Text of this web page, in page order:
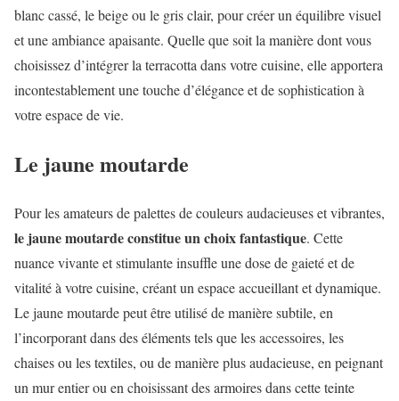
blanc cassé, le beige ou le gris clair, pour créer un équilibre visuel
et une ambiance apaisante. Quelle que soit la manière dont vous
choisissez d’intégrer la terracotta dans votre cuisine, elle apportera
incontestablement une touche d’élégance et de sophistication à
votre espace de vie.
Le jaune moutarde
Pour les amateurs de palettes de couleurs audacieuses et vibrantes,
le jaune moutarde constitue un choix fantastique. Cette
nuance vivante et stimulante insuffle une dose de gaieté et de
vitalité à votre cuisine, créant un espace accueillant et dynamique.
Le jaune moutarde peut être utilisé de manière subtile, en
l’incorporant dans des éléments tels que les accessoires, les
chaises ou les textiles, ou de manière plus audacieuse, en peignant
un mur entier ou en choisissant des armoires dans cette teinte